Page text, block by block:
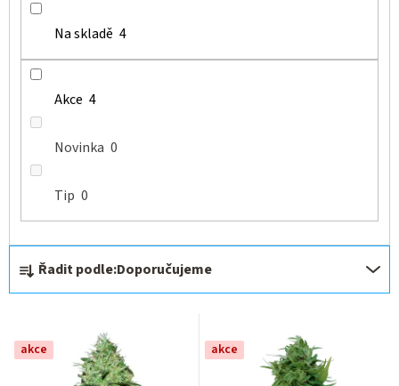
Ř
a
e
n
Řadit podle:Doporučujeme
Na skladě 4
Akce 4
Novinka 0
Tip 0
akce akce